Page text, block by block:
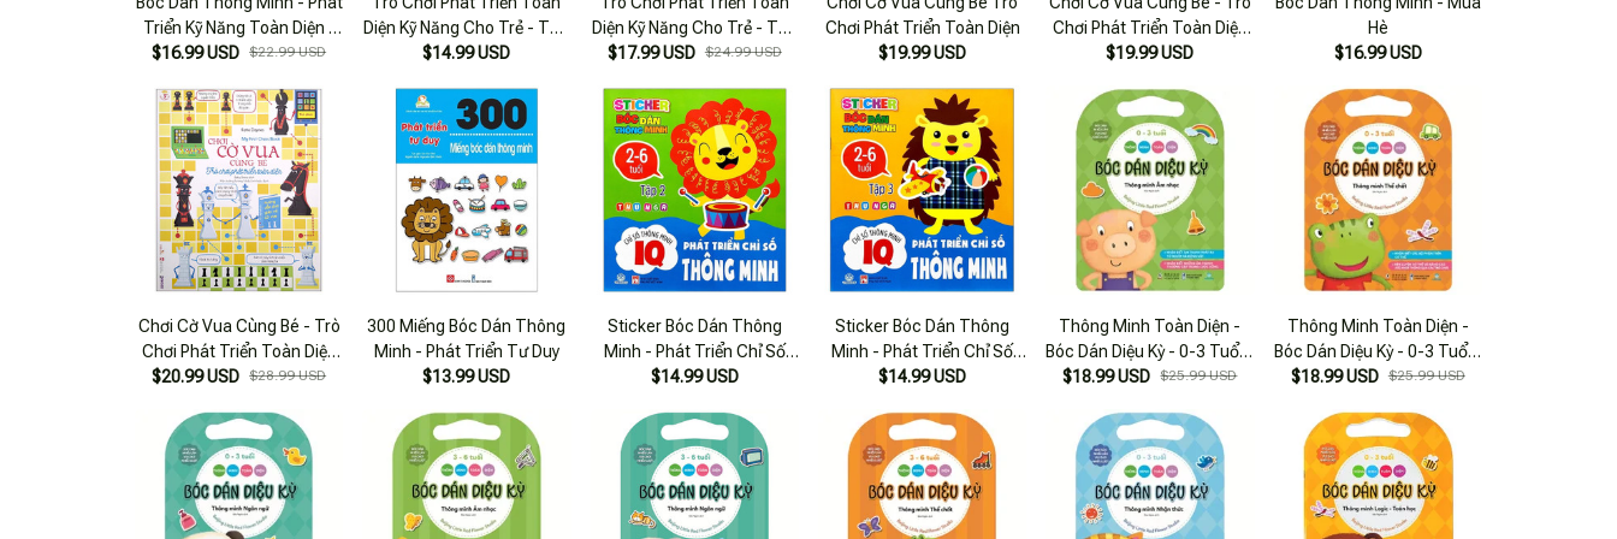
Triển Kỹ Năng Toàn Diện -
Trò Chơi Đóng Vai - Công
$16.99 USD $22.99 USD
Diện Kỹ Năng Cho Trẻ - Tập
1
$14.99 USD
Diện Kỹ Năng Cho Trẻ - Tập
3
$17.99 USD $24.99 USD
Chơi Phát Triển Toàn Diện
$19.99 USD
Chơi Phát Triển Toàn Diện
(2022)
$19.99 USD
Hè
$16.99 USD
Chơi Cờ Vua Cùng Bé - Trò
Chơi Phát Triển Toàn Diện
(2022)
$20.99 USD $28.99 USD
300 Miếng Bóc Dán Thông
Minh - Phát Triển Tư Duy
$13.99 USD
Sticker Bóc Dán Thông
Minh - Phát Triển Chỉ Số
Thông Minh - Iq - Tập 2
$14.99 USD
Sticker Bóc Dán Thông
Minh - Phát Triển Chỉ Số
Thông Minh - Iq - Tập 3
$14.99 USD
Thông Minh Toàn Diện -
Bóc Dán Diệu Kỳ - 0-3 Tuổi -
Thông Minh Âm Nhạc
$18.99 USD $25.99 USD
Thông Minh Toàn Diện -
Bóc Dán Diệu Kỳ - 0-3 Tuổi -
Thông Minh Thể Chất
$18.99 USD $25.99 USD